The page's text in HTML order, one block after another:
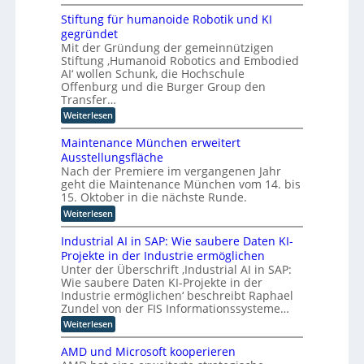
h
e
r
I
n
t
e
l
l
i
g
e
n
z
z
u
o
p
t
i
m
i
e
s
i
e
r
e
n
R
e
c
h
e
n
z
n
t
r
u
m
s
e
s
c
ä
f
t
a
s
s
i
s
c
h
e
e
r
t
i
f
z
i
e
r
u
n
g
s
v
e
r
f
a
h
r
e
n
I
n
d
u
s
t
r
i
e
4
.
0
r
c
h
t
e
t
F
o
k
u
s
u
f
i
n
d
u
s
i
t
i
n
d
u
s
t
r
i
e
l
l
e
r
K
I
E
n
t
w
i
c
l
u
n
g
u
d
Stiftung für humanoide Robotik und KI
gegründet
Mit der Gründung der gemeinnützigen
Stiftung ‚Humanoid Robotics and Embodied
AI‘ wollen Schunk, die Hochschule
Offenburg und die Burger Group den
Transfer…
Weiterlesen:
S
i
f
t
u
n
g
f
ü
r
h
u
m
a
n
o
i
d
e
R
Maintenance München erweitert
Ausstellungsfläche
Nach der Premiere im vergangenen Jahr
geht die Maintenance München vom 14. bis
15. Oktober in die nächste Runde.
Weiterlesen:
M
a
i
n
t
e
n
a
n
c
e
M
Industrial AI in SAP: Wie saubere Daten KI-
Projekte in der Industrie ermöglichen
Unter der Überschrift ‚Industrial AI in SAP:
Wie saubere Daten KI-Projekte in der
Industrie ermöglichen‘ beschreibt Raphael
Zundel von der FIS Informationssysteme…
Weiterlesen:
I
n
d
AMD und Microsoft kooperieren